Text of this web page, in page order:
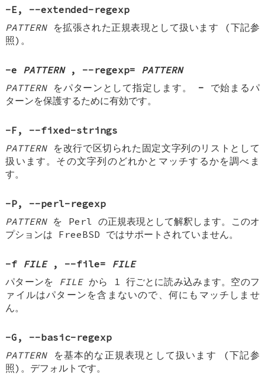
-E , --extended-regexp
PATTERNを拡張された正規表現として扱います (下記参
照)。
-e PATTERN , --regexp= PATTERN
PATTERNをパターンとして指定します。 - で始まるパ
ターンを保護するために有効です。
-F , --fixed-strings
PATTERNを改行で区切られた固定文字列のリストとして
扱います。その文字列のどれかとマッチするかを調べま
す。
-P, --perl-regexp
PATTERNを Perl の正規表現として解釈します。このオ
プションは FreeBSD ではサポートされていません。
-f FILE , --file=
FILE
パターンを FILEから 1 行ごとに読み込みます。空のフ
ァイルはパターンを含まないので、何にもマッチしませ
ん。
-G , --basic-regexp
PATTERNを基本的な正規表現として扱います (下記参
照)。デフォルトです。